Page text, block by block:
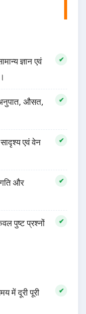
ज्ञान एवं
औसत,
एवं वेन
और
पुष्ट प्रश्नों
में दूरी पूरी